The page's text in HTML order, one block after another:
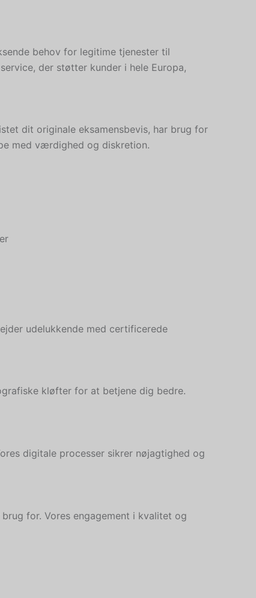
behov for legitime tjenester til
der støtter kunder i hele Europa,
dit originale eksamensbevis, har brug for
med værdighed og diskretion.
udelukkende med certificerede
kløfter for at betjene dig bedre.
digitale processer sikrer nøjagtighed og
for. Vores engagement i kvalitet og